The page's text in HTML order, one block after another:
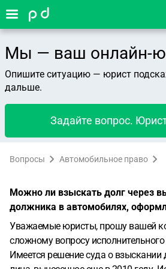
Мы — ваш онлайн-
Опишите ситуацию — юрист
дальше.
Задайте вопрос.
Вопросы Автомобильное право
Можно ли взыскать долг через
должника в автомобилях,
Уважаемые юристы, прошу вашей
сложному вопросу
Имеется решение суда о взыскании